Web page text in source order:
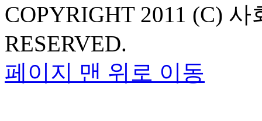
COPYRIGHT 2011 (C)
RESERVED.
페이지 맨 위로 이동